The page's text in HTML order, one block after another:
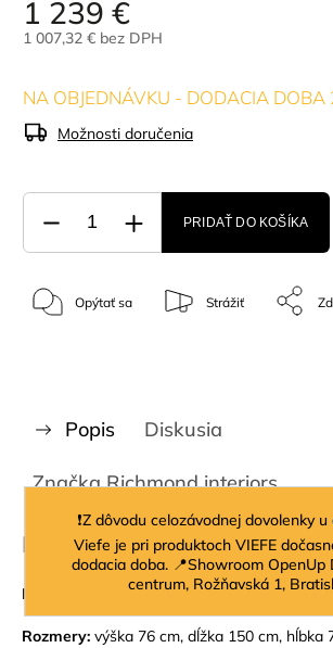
❗Z dôvodu celozávodnej dovolenky
Viefe je pri produktoch VIEFE
dodacia doba. 📍Showroom OpenUp
centrum, Rožňavská 1,
1 239 €
1 007,32 € bez DPH
NA OBJEDNÁVKU - DODACIA DOBA
Možnosti doručenia
PRIDAŤ DO KOŠÍKA
Opýtať sa Strážiť
Popis Diskusia
ZnačkaRichmond interiors
Podrobný popis
Materiál: MDF, drevo, torontský mramor,
Rozmery: výška 76 cm, dĺžka 150 cm, hĺbka